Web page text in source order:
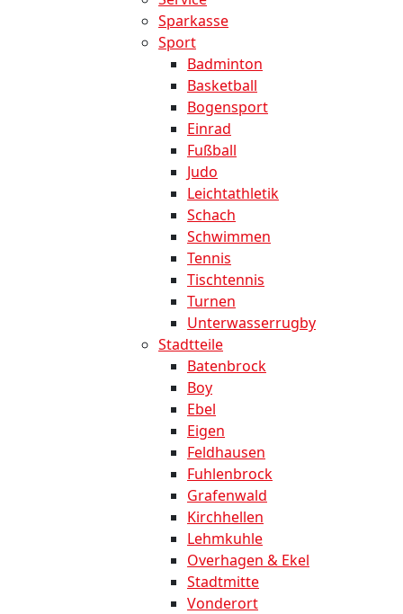
Sparkasse
Sport
Badminton
Basketball
Bogensport
Einrad
Fußball
Judo
Leichtathletik
Schach
Schwimmen
Tennis
Tischtennis
Turnen
Unterwasserrugby
Stadtteile
Batenbrock
Boy
Ebel
Eigen
Feldhausen
Fuhlenbrock
Grafenwald
Kirchhellen
Lehmkuhle
Overhagen & Ekel
Stadtmitte
Vonderort